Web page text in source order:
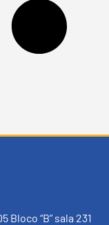
Bloco “B” sala 231